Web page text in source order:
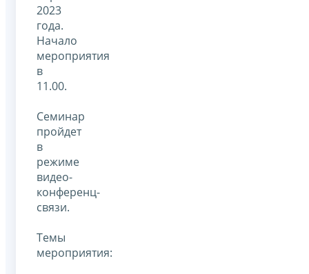
2023
года.
Начало
мероприятия
в
11.00.
Семинар
пройдет
в
режиме
видео-
конференц-
связи.
Темы
мероприятия: